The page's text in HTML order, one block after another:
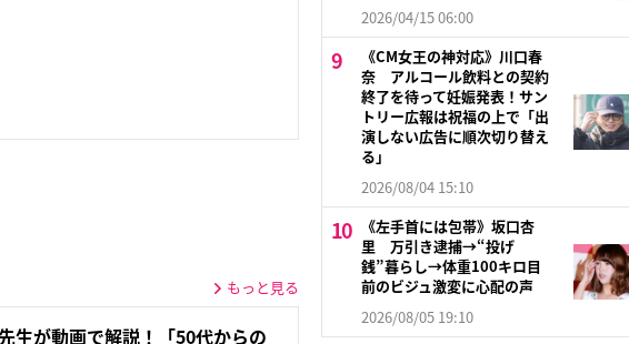
もっと見る
生が動画で解説！「50代からの
2026/04/15 06:00
《CM女王の神対応》川口春
奈 アルコール飲料との契約
終了を待って妊娠発表！サン
トリー広報は祝福の上で「出
演しない広告に順次切り替え
る」
2026/08/04 15:10
《左手首には包帯》坂口杏
里 万引き逮捕→“投げ
銭”暮らし→体重100キロ目
前のビジュ激変に心配の声
2026/08/05 19:10